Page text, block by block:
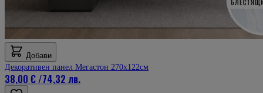
Добави
Декоративен панел Мегастон 270х122см
38,00 €/74,32 лв.